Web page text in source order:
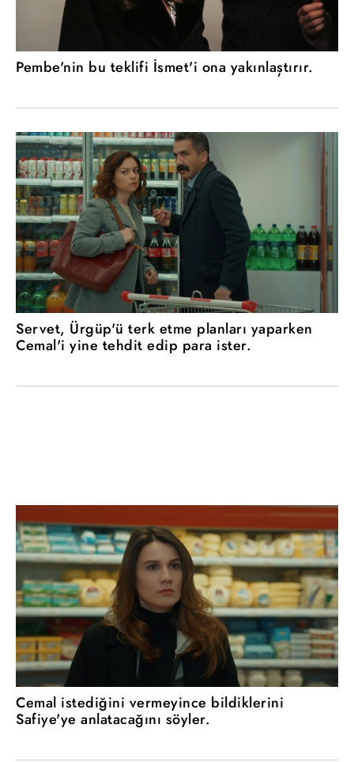
Pembe'nin bu teklifi İsmet'i ona yakınlaştırır.
Servet, Ürgüp'ü terk etme planları yaparken
Cemal'i yine tehdit edip para ister.
Cemal istediğini vermeyince bildiklerini
Safiye'ye anlatacağını söyler.